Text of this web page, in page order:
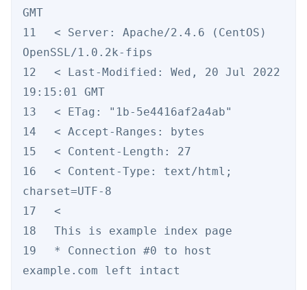
GMT
11　 < Server: Apache/2.4.6 (CentOS)
OpenSSL/1.0.2k-fips
12　 < Last-Modified: Wed, 20 Jul 2022
19:15:01 GMT
13　 < ETag: "1b-5e4416af2a4ab"
14　 < Accept-Ranges: bytes
15　 < Content-Length: 27
16　 < Content-Type: text/html;
charset=UTF-8
17　 <
18　 This is example index page
19　 * Connection #0 to host